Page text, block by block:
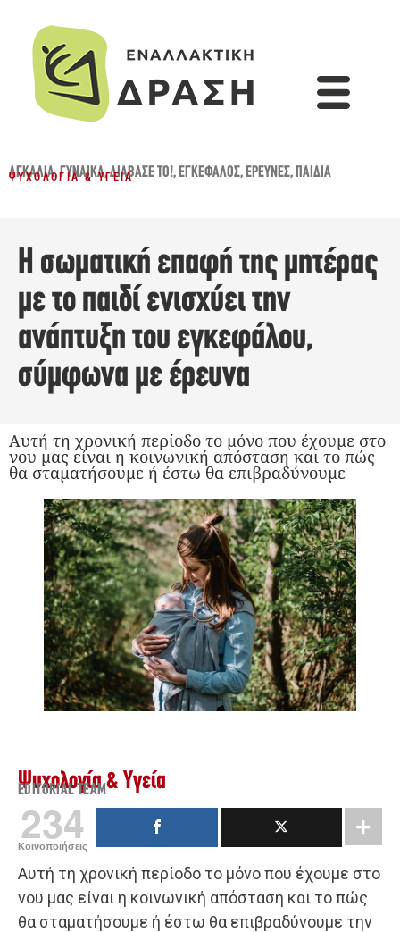
ΑΓΚΑΛΙΆ,ΓΥΝΑΊΚΑ,ΔΙΆΒΑΣΈ ΤΟ!,ΕΓΚΈΦΑΛΟΣ,ΈΡΕΥΝΕΣ,ΠΑΙΔΙΆ
ΨΥΧΟΛΟΓΊΑ & ΥΓΕΊΑ
Η σωματική επαφή της μητέρας
με το παιδί ενισχύει την
ανάπτυξη του εγκεφάλου,
σύμφωνα με έρευνα
Αυτή τη χρονική περίοδο το μόνο που έχουμε στο
νου μας είναι η κοινωνική απόσταση και το πώς
θα σταματήσουμε ή έστω θα επιβραδύνουμε
Ψυχολογία & Υγεία
EDITORIAL TEAM
234
Κοινοποιήσεις
Αυτή τη χρονική περίοδο το μόνο που έχουμε στο
νου μας είναι η κοινωνική απόσταση και το πώς
θα σταματήσουμε ή έστω θα επιβραδύνουμε την